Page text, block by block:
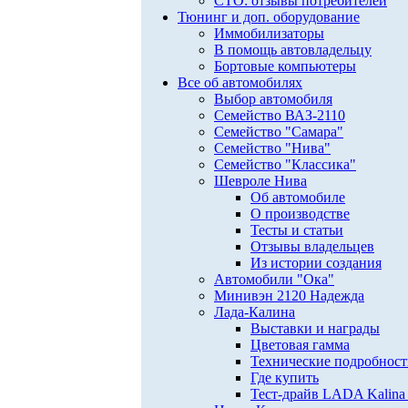
Тюнинг и доп. оборудование
Иммобилизаторы
В помощь автовладельцу
Бортовые компьютеры
Все об автомобилях
Выбор автомобиля
Семейство ВАЗ-2110
Семейство "Самара"
Семейство "Нива"
Семейство "Классика"
Шевроле Нива
Об автомобиле
О производстве
Тесты и статьи
Отзывы владельцев
Из истории создания
Автомобили "Ока"
Минивэн 2120 Надежда
Лада-Калина
Выставки и награды
Цветовая гамма
Технические
Где купить
Тест-драйв LADA Kalina